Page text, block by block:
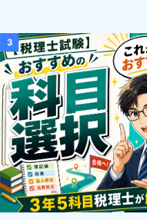
3